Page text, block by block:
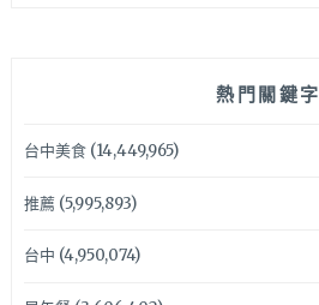
熱門關鍵字
台中美食(14,449,965)
推薦(5,995,893)
台中 (4,950,074)